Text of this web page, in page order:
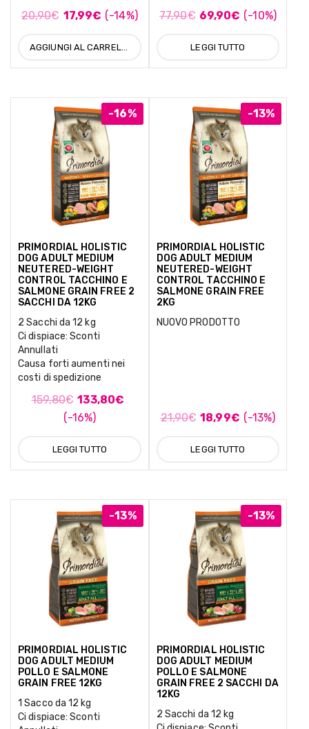
20,90€ 17,99€ (-14%) 77,90€ 69,90€ (-10%)
LEGGI TUTTO
-16%
PRIMORDIAL HOLISTIC
DOG ADULT MEDIUM
NEUTERED-WEIGHT
CONTROL TACCHINO E
SALMONE GRAIN FREE 2
SACCHI DA 12KG
2 Sacchi da 12 kg
Ci dispiace: Sconti
Annullati
Causa forti aumenti nei
costi di spedizione
159,80€ 133,80€
(-16%)
LEGGI TUTTO
-13%
PRIMORDIAL HOLISTIC
DOG ADULT MEDIUM
NEUTERED-WEIGHT
CONTROL TACCHINO E
SALMONE GRAIN FREE
2KG
NUOVO PRODOTTO
21,90€ 18,99€ (-13%)
LEGGI TUTTO
-13%
PRIMORDIAL HOLISTIC
DOG ADULT MEDIUM
POLLO E SALMONE
GRAIN FREE 12KG
1 Sacco da 12 kg
Ci dispiace: Sconti
-13%
PRIMORDIAL HOLISTIC
DOG ADULT MEDIUM
POLLO E SALMONE
GRAIN FREE 2 SACCHI DA
12KG
2 Sacchi da 12 kg